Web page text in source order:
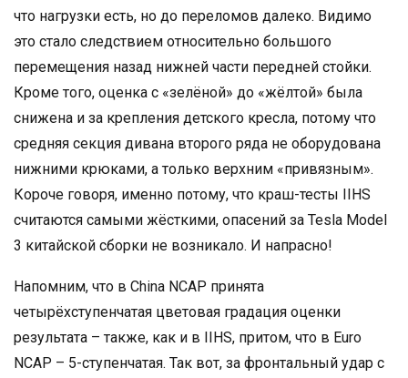
что нагрузки есть, но до переломов далеко. Видимо
это стало следствием относительно большого
перемещения назад нижней части передней стойки.
Кроме того, оценка с «зелёной» до «жёлтой» была
снижена и за крепления детского кресла, потому что
средняя секция дивана второго ряда не оборудована
нижними крюками, а только верхним «привязным».
Короче говоря, именно потому, что краш-тесты IIHS
считаются самыми жёсткими, опасений за Tesla Model
3 китайской сборки не возникало. И напрасно!
Напомним, что в China NCAP принята
четырёхступенчатая цветовая градация оценки
результата – также, как и в IIHS, притом, что в Euro
NCAP – 5-ступенчатая. Так вот, за фронтальный удар с